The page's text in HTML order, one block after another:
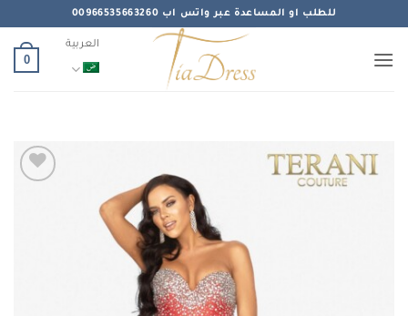
للطلب او المساعدة عبر واتس اب 00966535663260
العربية
0